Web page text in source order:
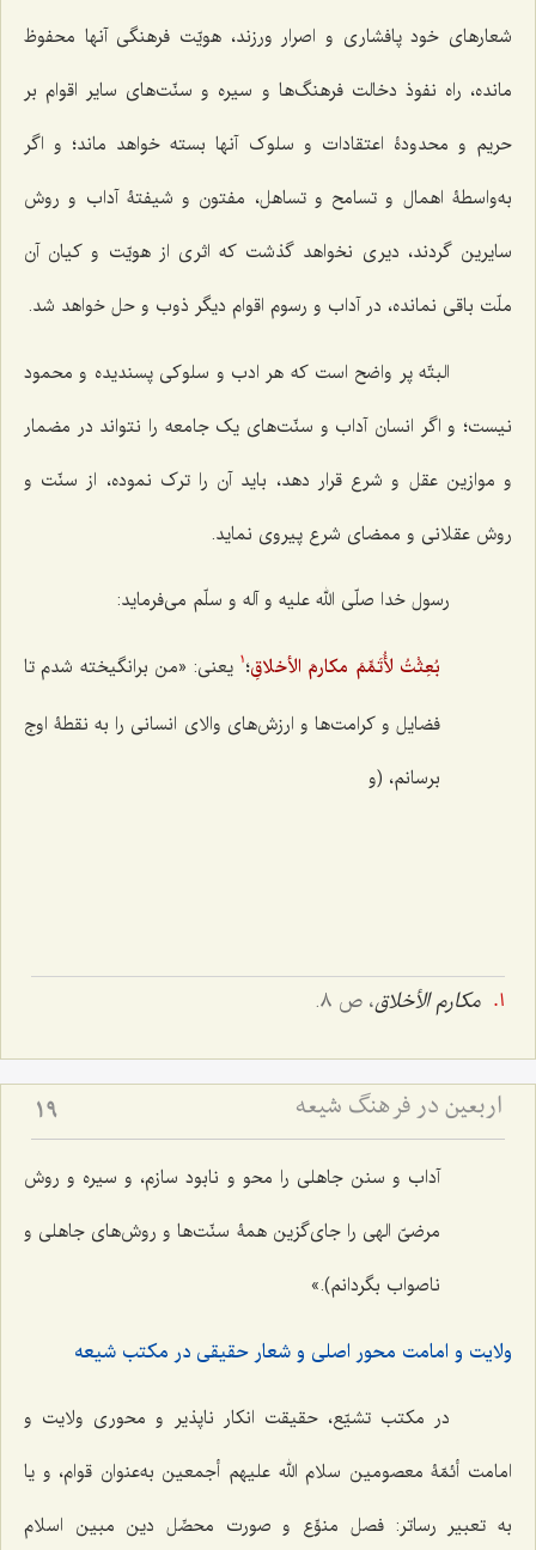
شعارهای خود پافشاری و اصرار ورزند، هویّت فرهنگی آنها محفوظ
مانده، راه نفوذ دخالت فرهنگ‌ها و سیره و سنّت‌های سایر اقوام بر
حریم و محدودۀ اعتقادات و سلوک آنها بسته خواهد ماند؛ و اگر
به‌واسطۀ اهمال و تسامح و تساهل، مفتون و شیفتۀ آداب و روش
سایرین گردند، دیری نخواهد گذشت که اثری از هویّت و کیان آن
ملّت باقی نمانده، در آداب و رسوم اقوام دیگر ذوب و حل خواهد شد.
البتّه پر واضح است که هر ادب و سلوکی پسندیده و محمود
نیست؛ و اگر انسان آداب و سنّت‌های یک جامعه را نتواند در مضمار
و موازین عقل و شرع قرار دهد، باید آن را ترک نموده، از سنّت و
روش عقلانی و ممضای شرع پیروی نماید.
رسول خدا صلّی الله علیه و آله و سلّم می‌فرماید:
بُعِثْتُ لأُتَمِّمَ مکارمَ الأخلاقِ؛ 1 یعنی: «من برانگیخته شدم تا
فضایل و کرامت‌ها و ارزش‌های والای انسانی را به نقطۀ اوج
برسانم، (و
مکارم الأخلاق، ص ٨.
اربعین در فرهنگ شیعه 19
آداب و سنن جاهلی را محو و نابود سازم، و سیره و روش
مرضیّ الهی را جای‌گزین همۀ‌ سنّت‌ها و روش‌های جاهلی و
ناصواب بگردانم).»
ولایت و امامت محور اصلی و شعار حقیقی در مکتب شیعه
در مکتب تشیّع، حقیقت انکار ناپذیر و محوری ولایت و
امامت أئمّۀ معصومین سلام الله علیهم أجمعین به‌عنوان قوام، و یا
به تعبیر رساتر: فصل منوِّع و صورت محصِّل دین مبین اسلام